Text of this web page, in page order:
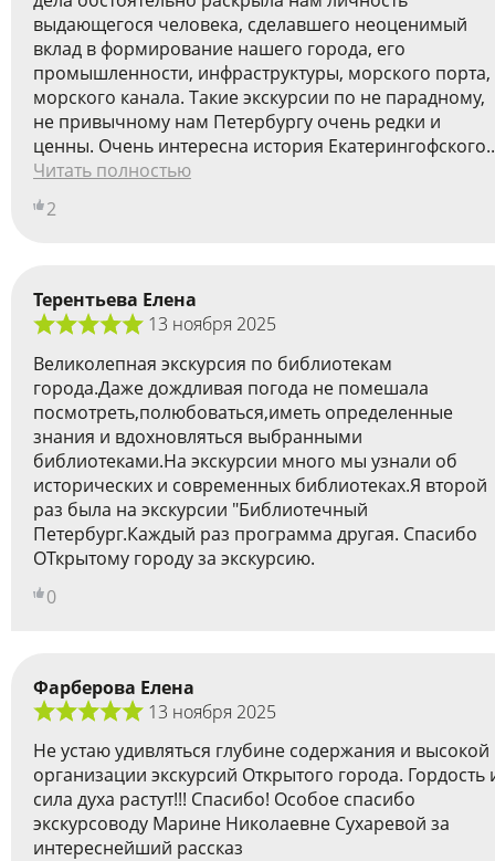
выдающегося человека, сделавшего неоценимый
вклад в формирование нашего города, его
промышленности, инфраструктуры, морского порта,
морского канала. Такие экскурсии по не парадному,
не привычному нам Петербургу очень редки и
ценны. Очень интересна история
Читать полностью
2
Терентьева Елена
13 ноября 2025
Великолепная экскурсия по библиотекам
города.Даже дождливая погода не помешала
посмотреть,полюбоваться,иметь определенные
знания и вдохновляться выбранными
библиотеками.На экскурсии много мы узнали об
исторических и современных библиотеках.Я второй
раз была на экскурсии "Библиотечный
Петербург.Каждый раз программа другая. Спасибо
ОТкрытому городу за экскурсию.
0
Фарберова Елена
13 ноября 2025
Не устаю удивляться глубине содержания и высокой
организации экскурсий Открытого города. Гордость
сила духа растут!!! Спасибо! Особое спасибо
экскурсоводу Марине Николаевне Сухаревой за
интереснейший рассказ